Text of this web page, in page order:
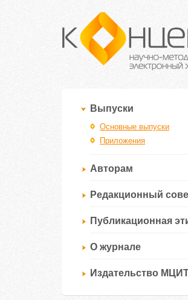
Выпуски
Основные выпуски
Приложения
Авторам
Редакционный
Публикационная
О журнале
Издательство